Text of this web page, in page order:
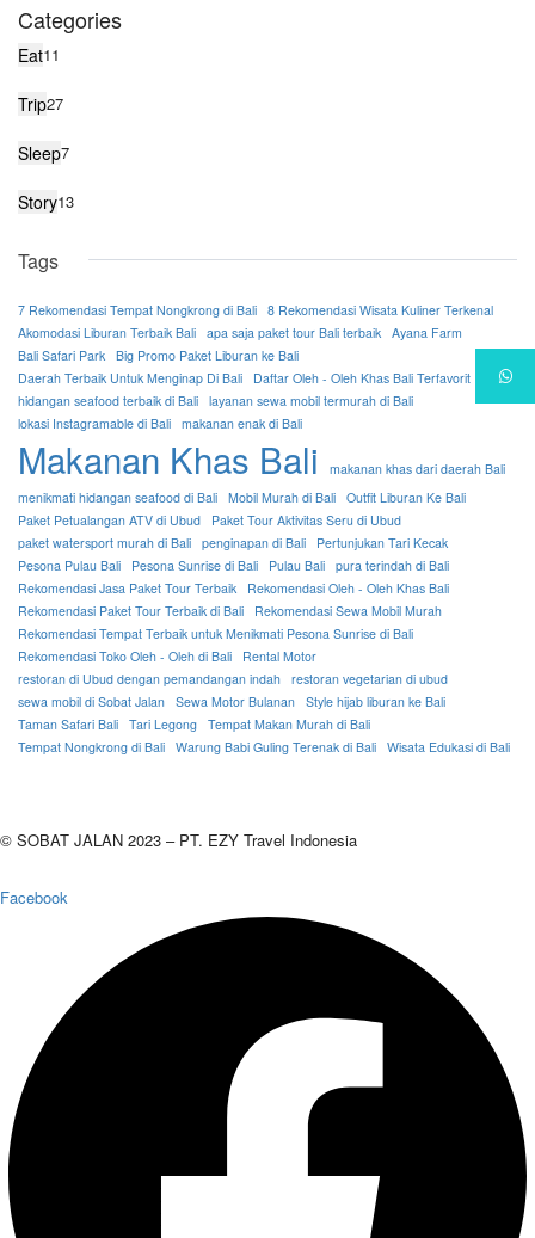
Categories
Eat11
Trip27
Sleep7
Story13
Tags
7 Rekomendasi Tempat Nongkrong di Bali 8 Rekomendasi Wisata Kuliner Terkenal
Akomodasi Liburan Terbaik Bali apa saja paket tour Bali terbaik Ayana Farm
Bali Safari Park Big Promo Paket Liburan ke Bali
Daerah Terbaik Untuk Menginap Di Bali
Daftar Oleh - Oleh Khas Bali Terfavorit
hidangan seafood terbaik di Bali layanan sewa mobil termurah di Bali
lokasi Instagramable di Bali makanan enak di Bali
Makanan Khas Bali
makanan khas dari daerah Bali
menikmati hidangan seafood di Bali Mobil Murah di Bali Outfit Liburan Ke Bali
Paket Petualangan ATV di Ubud
Paket Tour Aktivitas Seru di Ubud
paket watersport murah di Bali penginapan di Bali
Pertunjukan Tari Kecak
Pesona Pulau Bali
Pesona Sunrise di Bali Pulau Bali pura terindah di Bali
Rekomendasi Jasa Paket Tour Terbaik
Rekomendasi Oleh - Oleh Khas Bali
Rekomendasi Paket Tour Terbaik di Bali
Rekomendasi Sewa Mobil Murah
Rekomendasi Tempat Terbaik untuk Menikmati Pesona Sunrise di Bali
Rekomendasi Toko Oleh - Oleh di Bali
Rental Motor
restoran di Ubud dengan pemandangan indah restoran vegetarian di ubud
sewa mobil di Sobat Jalan Sewa Motor Bulanan Style hijab liburan ke Bali
Taman Safari Bali Tari Legong Tempat Makan Murah di Bali
Tempat Nongkrong di Bali Warung Babi Guling Terenak di Bali Wisata Edukasi di Bali
© SOBAT JALAN 2023 – PT. EZY Travel Indonesia
Facebook